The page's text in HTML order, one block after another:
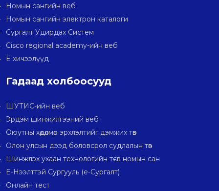
Номын сангийн веб
Номын сангийн электрон каталоги
Сургалт Удирдах Систем
Cisco regional academy-ийн веб
E хичээлүүд
Гадаад холбоосууд
ШУТИС-ийн веб
Эрдэм шинжилгээний веб
Оюутны хөдөлмөр эрхлэлтийг дэмжих төв
Олон улсын дээд боловсрол судлалын төв
Шинжлэх ухаан технологийн тєв номын сан
E-Нээлттэй Сургууль (e-Сургалт)
Онлайн тест